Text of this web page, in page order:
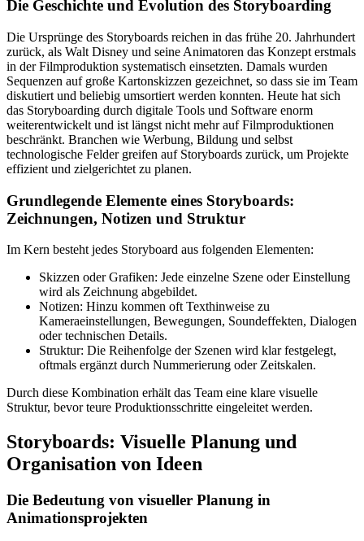
Die Geschichte und Evolution des Storyboarding
Die Ursprünge des Storyboards reichen in das frühe 20. Jahrhundert
zurück, als Walt Disney und seine Animatoren das Konzept erstmals
in der Filmproduktion systematisch einsetzten. Damals wurden
Sequenzen auf große Kartonskizzen gezeichnet, so dass sie im Team
diskutiert und beliebig umsortiert werden konnten. Heute hat sich
das Storyboarding durch digitale Tools und Software enorm
weiterentwickelt und ist längst nicht mehr auf Filmproduktionen
beschränkt. Branchen wie Werbung, Bildung und selbst
technologische Felder greifen auf Storyboards zurück, um Projekte
effizient und zielgerichtet zu planen.
Grundlegende Elemente eines Storyboards:
Zeichnungen, Notizen und Struktur
Im Kern besteht jedes Storyboard aus folgenden Elementen:
Skizzen oder Grafiken: Jede einzelne Szene oder Einstellung
wird als Zeichnung abgebildet.
Notizen: Hinzu kommen oft Texthinweise zu
Kameraeinstellungen, Bewegungen, Soundeffekten, Dialogen
oder technischen Details.
Struktur: Die Reihenfolge der Szenen wird klar festgelegt,
oftmals ergänzt durch Nummerierung oder Zeitskalen.
Durch diese Kombination erhält das Team eine klare visuelle
Struktur, bevor teure Produktionsschritte eingeleitet werden.
Storyboards: Visuelle Planung und
Organisation von Ideen
Die Bedeutung von visueller Planung in
Animationsprojekten